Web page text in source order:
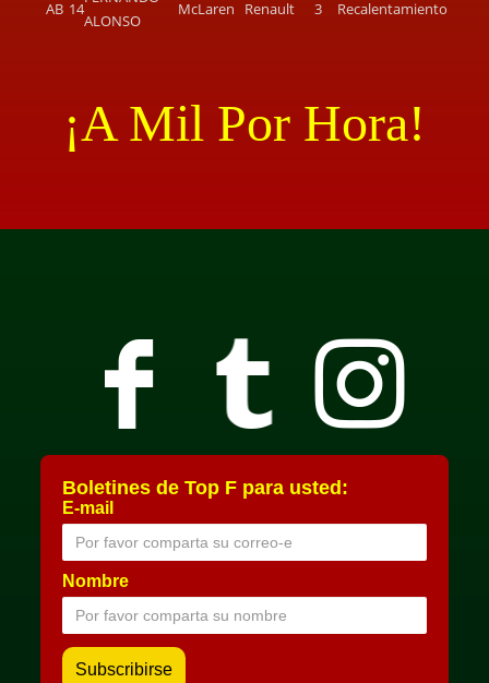
AB 14
ALONSO
McLaren Renault 3 Recalentamiento
¡A Mil Por Hora!
Boletines de Top F para usted:
E-mail
Nombre